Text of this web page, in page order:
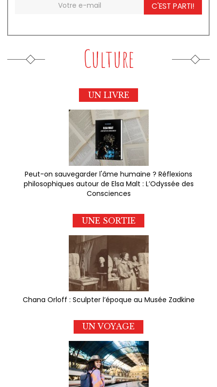
C'EST PARTI!
Culture
UN LIVRE
Peut-on sauvegarder l'âme humaine ? Réflexions
philosophiques autour de Elsa Malt : L’Odyssée des
Consciences
UNE SORTIE
Chana Orloff : Sculpter l’époque au Musée Zadkine
UN VOYAGE